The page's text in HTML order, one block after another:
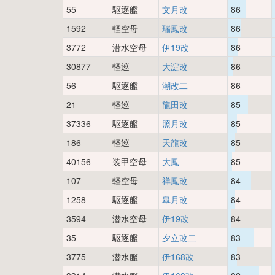
55 駆逐艦 文月改
86
1592
軽空母 瑞鳳改
86
3772
潜水空母 伊19改
86
30877
軽巡 大淀改
86
56
駆逐艦 潮改二
86
21
軽巡 龍田改
85
37336
駆逐艦 照月改
85
186
軽巡 天龍改
85
40156
装甲空母 大鳳
85
107
軽空母 祥鳳改
84
1258
駆逐艦 皐月改
84
3594
潜水空母 伊19改
84
35
駆逐艦 夕立改二
83
3775
潜水艦 伊168改
83